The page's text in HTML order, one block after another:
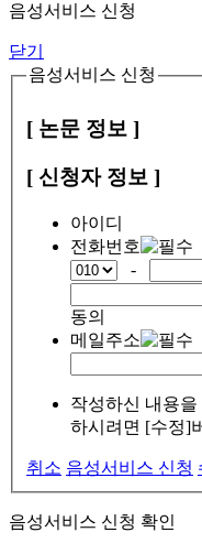
음성서비스 신청
닫기
음성서비스 신청
[ 논문 정보 ]
[ 신청자 정보 ]
아이디
전화번호
-
동의
메일주소
작성하신 내용
하시려면 [수정]
취소 음성서비스 신청
음성서비스 신청 확인